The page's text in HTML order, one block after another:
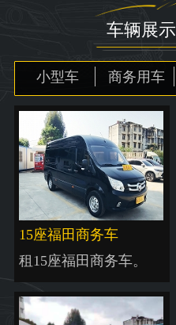
车辆展示
小型车 商务用车
15座福田商务车
租15座福田商务车。